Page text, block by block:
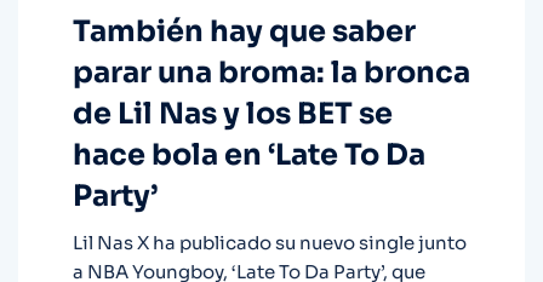
También hay que saber
parar una broma: la bronca
de Lil Nas y los BET se
hace bola en ‘Late To Da
Party’
Lil Nas X ha publicado su nuevo single junto
a NBA Youngboy, ‘Late To Da Party’, que